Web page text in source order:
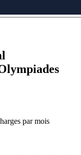
par mois